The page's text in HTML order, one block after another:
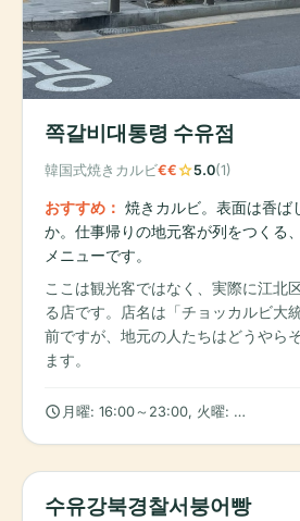
쪽갈비대통령 수유점
韓国式焼きカルビ€€star5.0(1)
おすすめ： 焼きカルビ。表面は香ば
か。仕事帰りの地元客が列をつくる
メニューです。
ここは観光客ではなく、実際に江北
る店です。店名は「チョッカルビ大
前ですが、地元の人たちはどうやら
ます。
schedule 月曜: 16:00～23:00, 火曜: 16:00～
수유강북경찰서붕어빵